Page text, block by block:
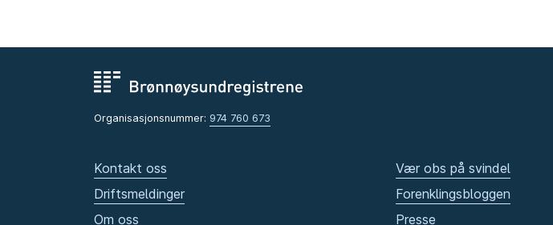
Organisasjonsnummer: 974 760 673
Kontakt oss
Driftsmeldinger
Om oss
Vær obs på svindel
Forenklingsbloggen
Presse